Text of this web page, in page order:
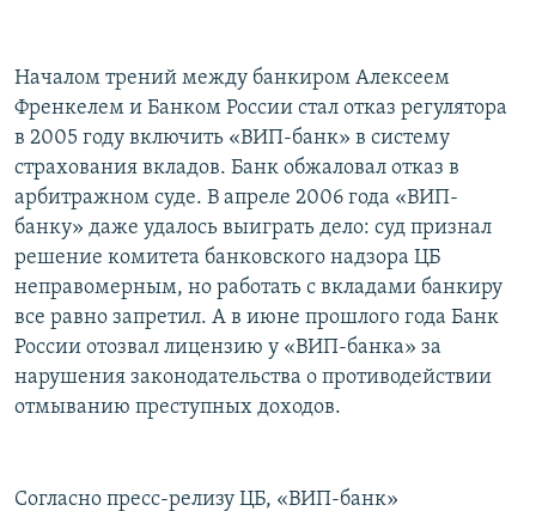
Началом трений между банкиром Алексеем
Френкелем и Банком России стал отказ регулятора
в 2005 году включить «ВИП-банк» в систему
страхования вкладов. Банк обжаловал отказ в
арбитражном суде. В апреле 2006 года «ВИП-
банку» даже удалось выиграть дело: суд признал
решение комитета банковского надзора ЦБ
неправомерным, но работать с вкладами банкиру
все равно запретил. А в июне прошлого года Банк
России отозвал лицензию у «ВИП-банка» за
нарушения законодательства о противодействии
отмыванию преступных доходов.
Согласно пресс-релизу ЦБ, «ВИП-банк»